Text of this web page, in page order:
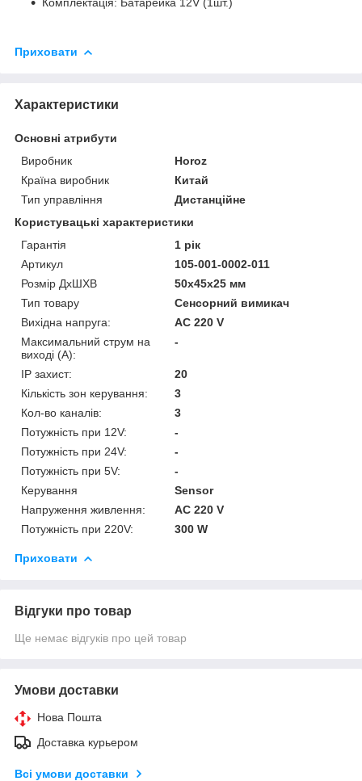
Приховати
Характеристики
Основні атрибути
Виробник
Horoz
Країна виробник
Китай
Тип управління
Дистанційне
Користувацькі характеристики
Гарантія
1 рік
Артикул
105-001-0002-011
Розмір ДхШХВ
50х45х25 мм
Тип товару
Сенсорний вимикач
Вихідна напруга:
AC 220 V
Максимальний струм на
виході (А):
-
IP захист:
20
Кількість зон керування:
3
Кол-во каналів:
3
Потужність при 12V:
-
Потужність при 24V:
-
Потужність при 5V:
-
Керування
Sensor
Напруження живлення:
AC 220 V
Потужність при 220V:
300 W
Приховати
Відгуки про товар
Ще немає відгуків про цей товар
Умови доставки
Нова Пошта
Доставка курьером
Всі умови доставки